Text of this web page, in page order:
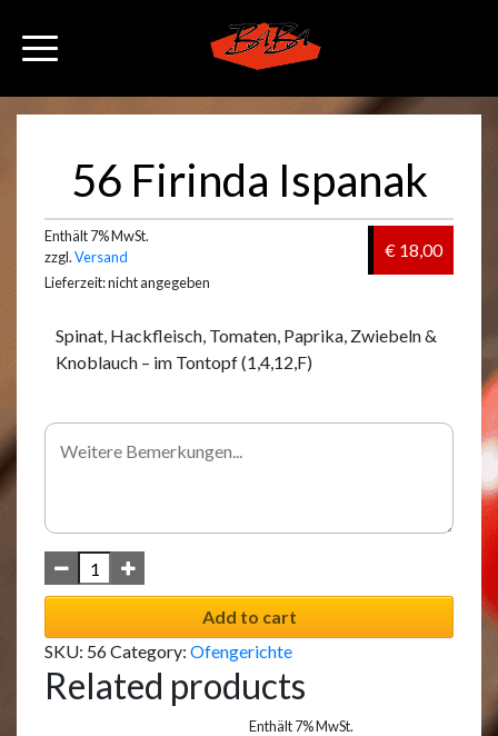
56 Firinda Ispanak
€ 18,00
Enthält 7% MwSt.
zzgl.Versand
Lieferzeit: nicht angegeben
Spinat, Hackfleisch, Tomaten, Paprika, Zwiebeln &
Knoblauch – im Tontopf (1,4,12,F)
Add to cart
SKU: 56Category: Ofengerichte
Related products
Enthält 7% MwSt.